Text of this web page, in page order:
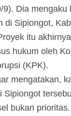
9). Dia mengaku
di Sipiongot,
itu
hukum oleh
(KPK).
mengatakan,
Sipiongot
bukan